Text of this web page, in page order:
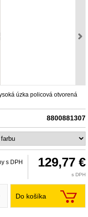
úzka policová otvorená
8800881307
s DPH 129,77 €
s DPH
Do košíka